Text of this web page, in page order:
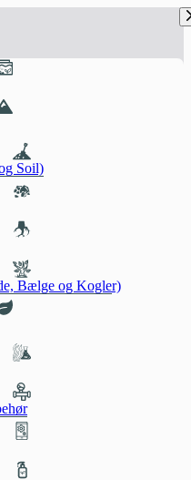
Soil)
Bælge og Kogler)